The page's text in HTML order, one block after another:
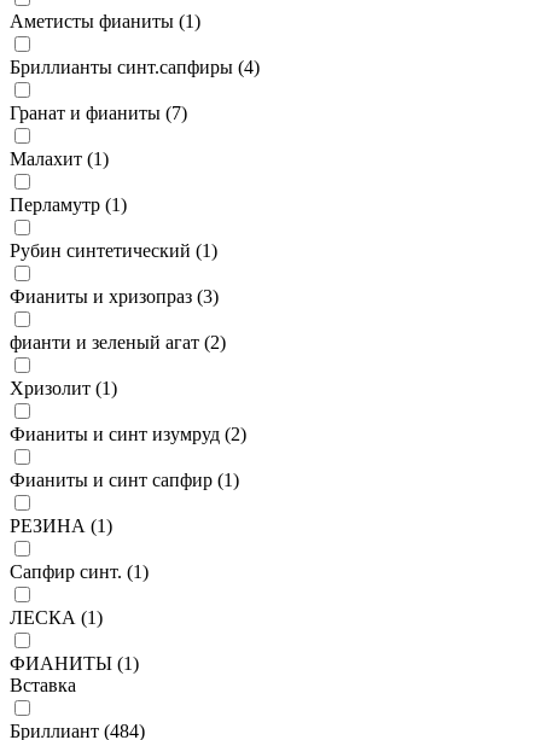
Аметисты фианиты (1)
Бриллианты синт.сапфиры (4)
Гранат и фианиты (7)
Малахит (1)
Перламутр (1)
Рубин синтетический (1)
Фианиты и хризопраз (3)
фианти и зеленый агат (2)
Хризолит (1)
Фианиты и синт изумруд (2)
Фианиты и синт сапфир (1)
РЕЗИНА (1)
Сапфир синт. (1)
ЛЕСКА (1)
ФИАНИТЫ (1)
Вставка
Бриллиант (484)